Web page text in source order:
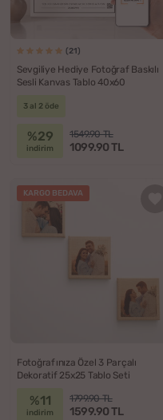
(21)
Sevgiliye Hediye Fotoğraf Baskılı
Sesli Kanvas Tablo 40x60
3 al 2 öde
%29
indirim
1549.90 TL
1099.90 TL
KARGO BEDAVA
Fotoğrafınıza Özel 3 Parçalı
Dekoratif 25x25 Tablo Seti
%11
indirim
1799.90 TL
1599.90 TL